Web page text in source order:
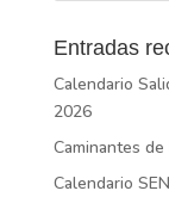
Entradas
Calendario
2026
Caminantes
Calendario